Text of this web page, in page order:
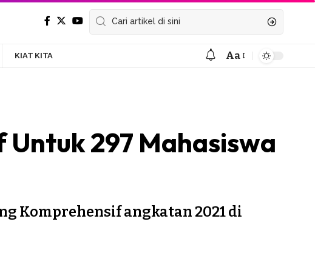
KIAT KITA Aa
297 Mahasiswa
Komprehensif angkatan 2021 di